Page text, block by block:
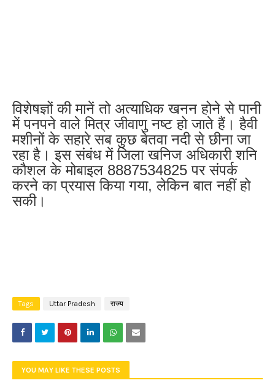
विशेषज्ञों की मानें तो अत्याधिक खनन होने से पानी
में पनपने वाले मित्र जीवाणु नष्ट हो जाते हैं। हैवी
मशीनों के सहारे सब कुछ बेतवा नदी से छीना जा
रहा है। इस संबंध में जिला खनिज अधिकारी शनि
कौशल के मोबाइल 8887534825 पर संपर्क
करने का प्रयास किया गया, लेकिन बात नहीं हो
सकी।
Tags Uttar Pradesh राज्य
YOU MAY LIKE THESE POSTS